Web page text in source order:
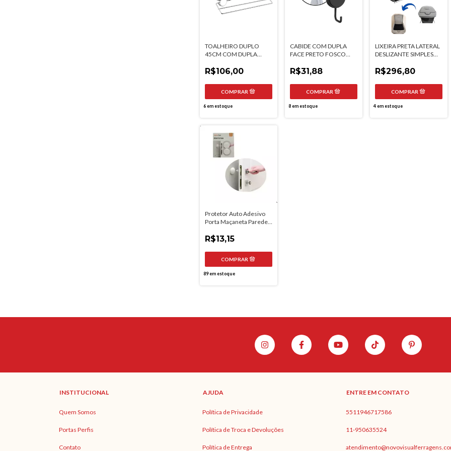
TOALHEIRO DUPLO
45CM COM DUPLA
R$106,00
6em estoque
CABIDE COM DUPLA
FACE PRETO FOSCO
R$31,88
8em estoque
LIXEIRA PRETA LATERAL
DESLIZANTE SIMPLES
BREDAL
R$296,80
4em estoque
Protetor Auto Adesivo
Porta Maçaneta Parede
R$13,15
89em estoque
INSTITUCIONAL
Quem Somos
Portas Perfis
Contato
AJUDA
Política de Privacidade
Política de Troca e Devoluções
Política de Entrega
ENTRE EM CONTATO
5511946717586
11-950635524